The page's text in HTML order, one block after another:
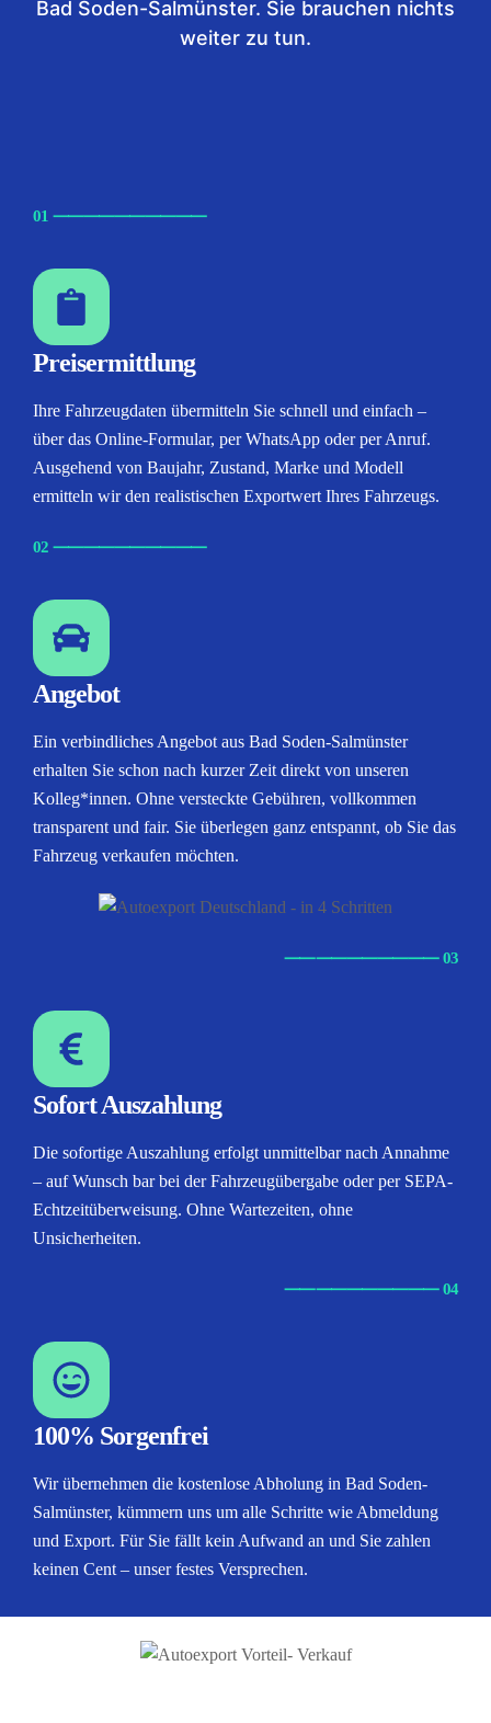
Bad Soden-Salmünster. Sie brauchen nichts
weiter zu tun.
01 ⸺⸺⸺⸺⸺
Preisermittlung
Ihre Fahrzeugdaten übermitteln Sie schnell und einfach –
über das Online-Formular, per WhatsApp oder per Anruf.
Ausgehend von Baujahr, Zustand, Marke und Modell
ermitteln wir den realistischen Exportwert Ihres Fahrzeugs.
02 ⸺⸺⸺⸺⸺
Angebot
Ein verbindliches Angebot aus Bad Soden-Salmünster
erhalten Sie schon nach kurzer Zeit direkt von unseren
Kolleg*innen. Ohne versteckte Gebühren, vollkommen
transparent und fair. Sie überlegen ganz entspannt, ob Sie das
Fahrzeug verkaufen möchten.
⸺⸺⸺⸺⸺ 03
Sofort Auszahlung
Die sofortige Auszahlung erfolgt unmittelbar nach Annahme
– auf Wunsch bar bei der Fahrzeugübergabe oder per SEPA-
Echtzeitüberweisung. Ohne Wartezeiten, ohne
Unsicherheiten.
⸺⸺⸺⸺⸺ 04
100% Sorgenfrei
Wir übernehmen die kostenlose Abholung in Bad Soden-
Salmünster, kümmern uns um alle Schritte wie Abmeldung
und Export. Für Sie fällt kein Aufwand an und Sie zahlen
keinen Cent – unser festes Versprechen.